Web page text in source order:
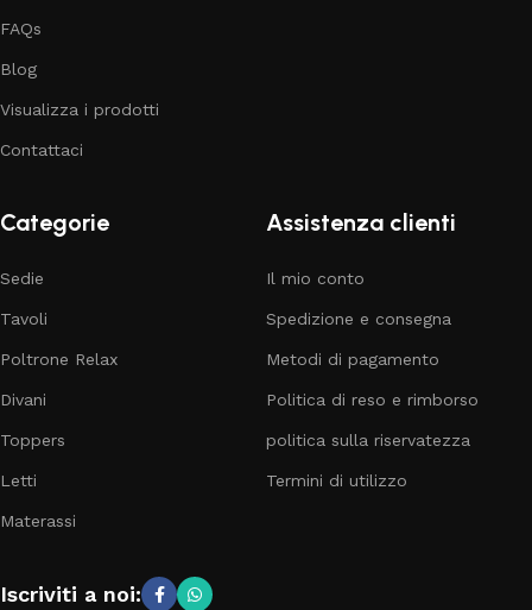
FAQs
Blog
Visualizza i prodotti
Contattaci
Categorie
Sedie
Tavoli
Poltrone Relax
Divani
Toppers
Letti
Materassi
Assistenza clienti
Il mio conto
Spedizione e consegna
Metodi di pagamento
Politica di reso e rimborso
politica sulla riservatezza
Termini di utilizzo
Iscriviti a noi: